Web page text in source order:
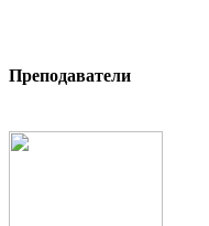
Преподаватели